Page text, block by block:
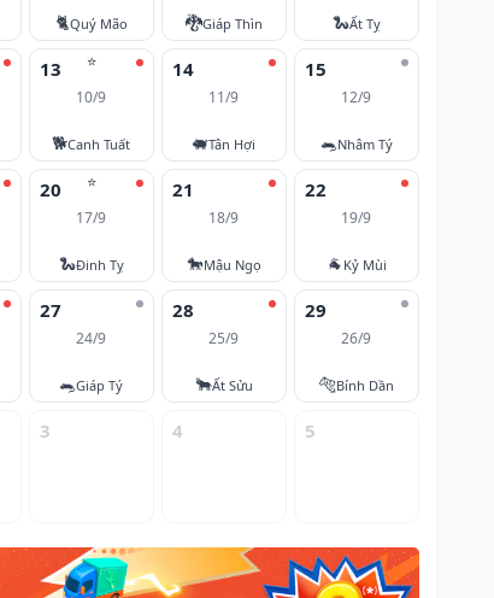
🐈Quý Mão 🐉Giáp Thìn 🐍Ất Tỵ
⭐
13
10/9
🐕Canh Tuất
14
11/9
🐖Tân Hợi
15
12/9
🐀Nhâm Tý
⭐
20
17/9
🐍Đinh Tỵ
21
18/9
🐎Mậu Ngọ
22
19/9
🐐 Kỷ Mùi
27
24/9
🐀Giáp Tý
28
25/9
🐂Ất Sửu
29
26/9
🐅Bính Dần
3 4 5